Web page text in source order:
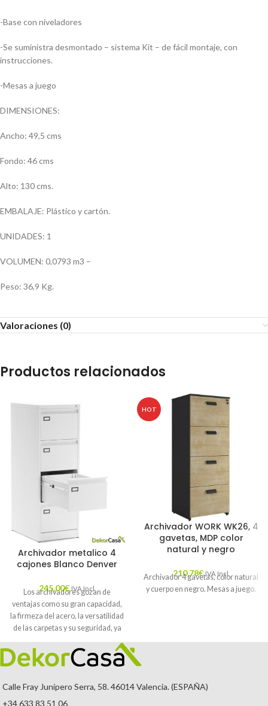
-Base con niveladores
-Se suministra desmontado – sistema Kit – de fácil montaje, con
instrucciones.
-Mesas a juego
DIMENSIONES:
Ancho: 49,5 cms
Fondo: 46 cms
Alto: 130 cms.
EMBALAJE: Plástico y cartón.
UNIDADES: 1
VOLUMEN: 0,0793 m3 –
Peso: 36,9 Kg.
Valoraciones (0)
Productos relacionados
Archivador metalico 4
cajones Blanco Denver
245,00€ IVA Incl.
Los archivadores gozan de
ventajas como su gran capacidad,
la firmeza del acero, la versatilidad
de las carpetas y su seguridad, ya
que disponen de cerradura con
sistema antivuelco, permitiendo
almacenar documentación y
HOT
Archivador WORK WK26, 4
gavetas, MDP color
natural y negro
210,78€ IVA Incl.
Archivador 4 gavetas, color natural
y cuerpo en negro. Mesas a juego.
Calle Fray Junípero Serra, 58. 46014 Valencia. (ESPAÑA)
+34 633 83 51 06